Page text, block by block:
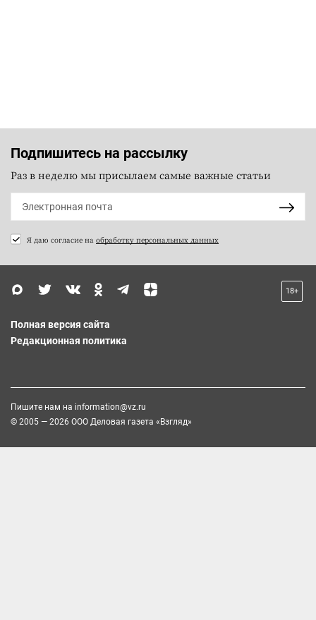
Подпишитесь на рассылку
Раз в неделю мы присылаем самые важные статьи
Я даю согласие на обработку персональных данных
18+
Полная версия сайта
Редакционная политика
Пишите нам на information@vz.ru
© 2005 — 2026 ООО Деловая газета «Взгляд»